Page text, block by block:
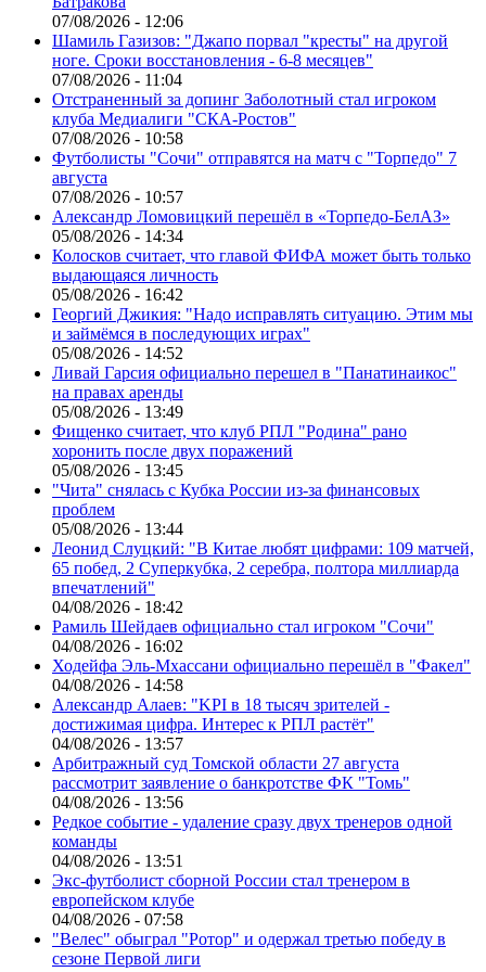
07/08/2026 - 12:06
Шамиль Газизов: "Джапо порвал "кресты" на другой
ноге. Сроки восстановления - 6-8 месяцев"
07/08/2026 - 11:04
Отстраненный за допинг Заболотный стал игроком
клуба Медиалиги "СКА-Ростов"
07/08/2026 - 10:58
Футболисты "Сочи" отправятся на матч с "Торпедо" 7
августа
07/08/2026 - 10:57
Александр Ломовицкий перешёл в «Торпедо-БелАЗ»
05/08/2026 - 14:34
Колосков считает, что главой ФИФА может быть только
выдающаяся личность
05/08/2026 - 16:42
Георгий Джикия: "Надо исправлять ситуацию. Этим мы
и займёмся в последующих играх"
05/08/2026 - 14:52
Ливай Гарсия официально перешел в "Панатинаикос"
на правах аренды
05/08/2026 - 13:49
Фищенко считает, что клуб РПЛ "Родина" рано
хоронить после двух поражений
05/08/2026 - 13:45
"Чита" снялась с Кубка России из-за финансовых
проблем
05/08/2026 - 13:44
Леонид Слуцкий: "В Китае любят цифрами: 109 матчей,
65 побед, 2 Суперкубка, 2 серебра, полтора миллиарда
впечатлений"
04/08/2026 - 18:42
Рамиль Шейдаев официально стал игроком "Сочи"
04/08/2026 - 16:02
Ходейфа Эль-Мхассани официально перешёл в "Факел"
04/08/2026 - 14:58
Александр Алаев: "KPI в 18 тысяч зрителей -
достижимая цифра. Интерес к РПЛ растёт"
04/08/2026 - 13:57
Арбитражный суд Томской области 27 августа
рассмотрит заявление о банкротстве ФК "Томь"
04/08/2026 - 13:56
Редкое событие - удаление сразу двух тренеров одной
команды
04/08/2026 - 13:51
Экс-футболист сборной России стал тренером в
европейском клубе
04/08/2026 - 07:58
"Велес" обыграл "Ротор" и одержал третью победу в
сезоне Первой лиги